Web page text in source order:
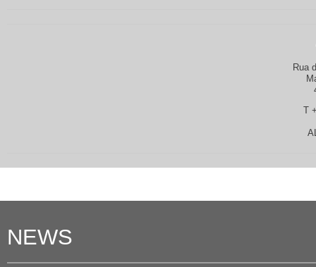
Rua
T
NEWS